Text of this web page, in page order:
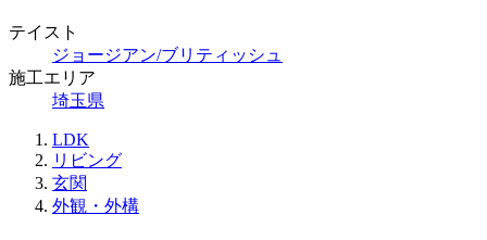
テイスト
ジョージアン/ブリティッシュ
施工エリア
埼玉県
LDK
リビング
玄関
外観・外構